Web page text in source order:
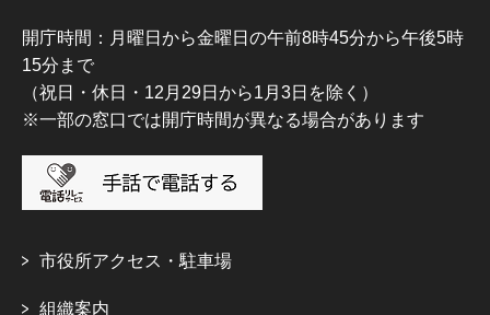
開庁時間：月曜日から金曜日の午前8時45分から午後5時
15分まで
（祝日・休日・12月29日から1月3日を除く）
※一部の窓口では開庁時間が異なる場合があります
市役所アクセス・駐車場
組織案内